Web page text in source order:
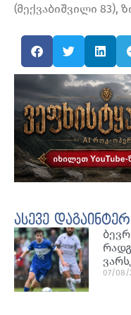
(მექვაბიშვილი 83),
ასევე
07/08/